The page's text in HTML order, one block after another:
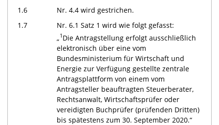
1.6
Nr. 4.4 wird gestrichen.
1.7
Nr. 6.1 Satz 1 wird wie folgt gefasst:
„1 Die Antragstellung erfolgt ausschließlich
elektronisch über eine vom
Bundesministerium für Wirtschaft und
Energie zur Verfügung gestellte zentrale
Antragsplattform von einem vom
Antragsteller beauftragten Steuerberater,
Rechtsanwalt, Wirtschaftsprüfer oder
vereidigten Buchprüfer (prüfenden Dritten)
bis spätestens zum 30. September 2020.“